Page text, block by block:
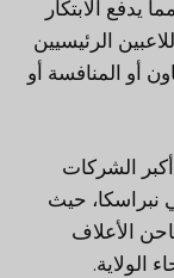
يدفع الابتكار
الرئيسيين
أو المنافسة أو
الشركات
نبراسكا، حيث
الأعلاف
الولاية.